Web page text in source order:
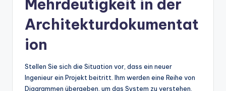
Mehrdeutigkeit in der
Architekturdokumentat
ion
Stellen Sie sich die Situation vor, dass ein neuer
Ingenieur ein Projekt beitritt. Ihm werden eine Reihe von
Diagrammen übergeben, um das System zu verstehen.